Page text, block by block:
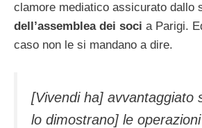
clamore mediatico assicurato dallo
dell’assemblea dei soci a Parigi.
caso non le si mandano a dire.
[Vivendi ha] avvantaggiato
lo dimostrano] le